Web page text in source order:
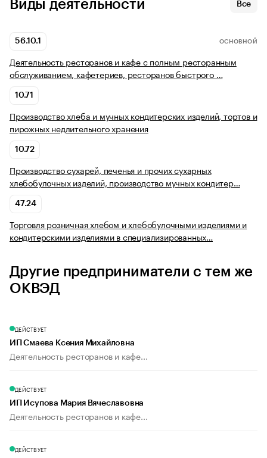
Виды деятельности Все
56.10.1 ОСНОВНОЙ
Деятельность ресторанов и кафе с полным ресторанным
обслуживанием, кафетериев, ресторанов быстрого …
10.71
Производство хлеба и мучных кондитерских изделий, тортов и
пирожных недлительного хранения
10.72
Производство сухарей, печенья и прочих сухарных
хлебобулочных изделий, производство мучных кондитер…
47.24
Торговля розничная хлебом и хлебобулочными изделиями и
кондитерскими изделиями в специализированных…
Другие предприниматели с тем же
ОКВЭД
ДЕЙСТВУЕТ
ИП Смаева Ксения Михайловна
Деятельность ресторанов и кафе...
ДЕЙСТВУЕТ
ИП Исупова Мария Вячеславовна
Деятельность ресторанов и кафе...
ДЕЙСТВУЕТ